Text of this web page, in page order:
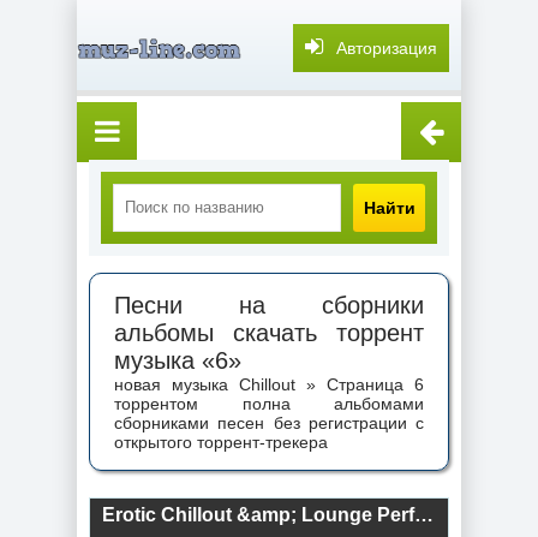
Авторизация
Найти
Песни на сборники
альбомы скачать торрент
музыка «6»
новая музыка Chillout » Страница 6
торрентом полна альбомами
сборниками песен без регистрации с
открытого торрент-трекера
Erotic Chillout &amp; Lounge Perfect Playlist (2024) торрент